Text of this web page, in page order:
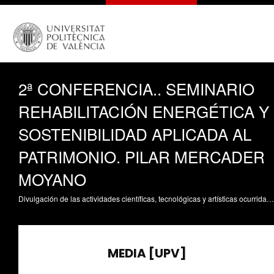
2ª CONFERENCIA.. SEMINARIO
REHABILITACIÓN ENERGÉTICA Y
SOSTENIBILIDAD APLICADA AL
PATRIMONIO. PILAR MERCADER
MOYANO
Divulgación de las actividades científicas, tecnológicas y artísticas ocurridas en los tres campus de la UPV